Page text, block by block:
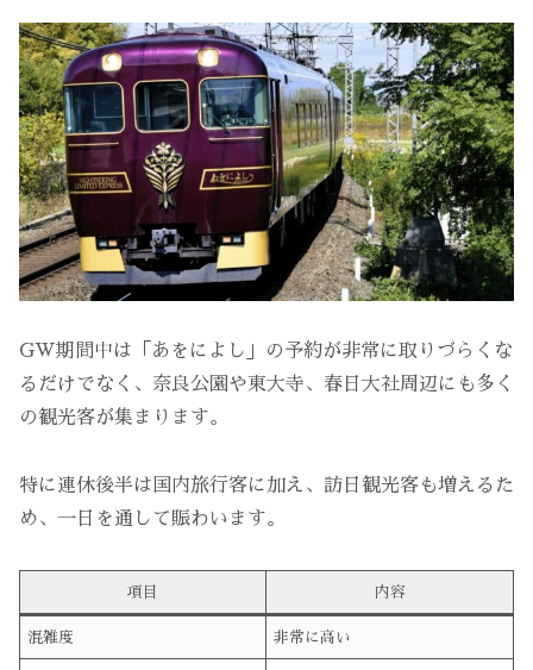
GW期間中は「あをによし」の予約が非常に取りづらくな
るだけでなく、奈良公園や東大寺、春日大社周辺にも多く
の観光客が集まります。
特に連休後半は国内旅行客に加え、訪日観光客も増えるた
め、一日を通して賑わいます。
項目 内容
混雑度 非常に高い